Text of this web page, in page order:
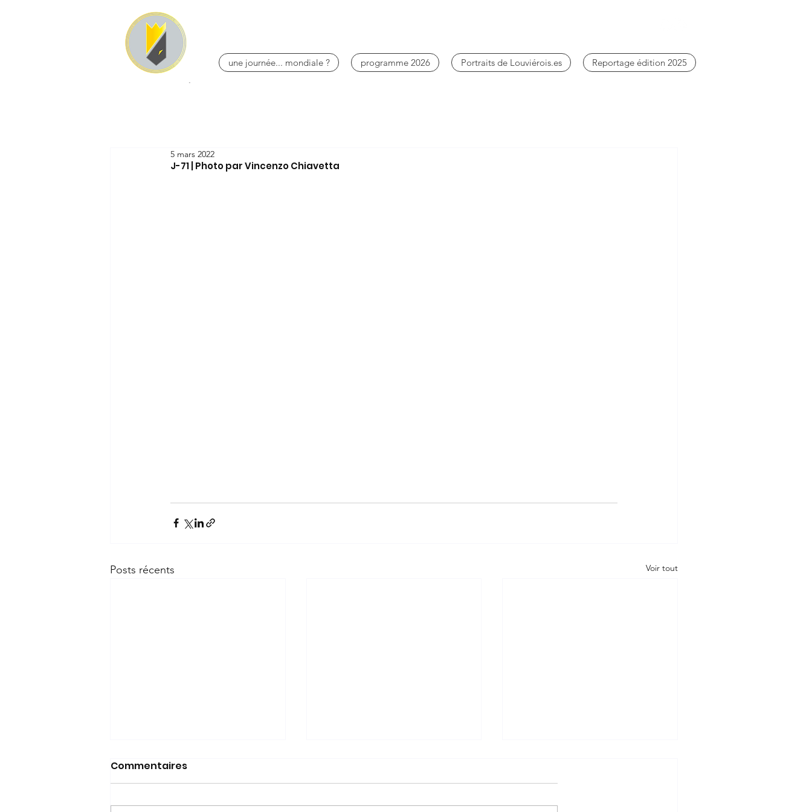
une journée... mondiale ? programme 2026 Portraits de Louviérois.es Reportage édition 2025
J-71 | Photo par Vincenzo Chiavetta
5 mars 2022
Posts récents Voir tout
Commentaires